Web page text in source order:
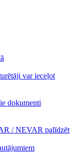
var ieceļot
dokumenti
/ NEVAR palīdzēt